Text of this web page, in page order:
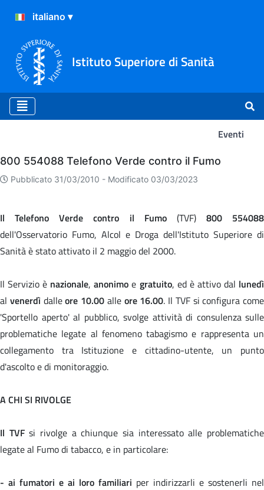
Istituto Superiore di Sanità
Eventi
Eventi
800 554088 Telefono Verde contro il Fumo
Pubblicato 31/03/2010 - Modificato 03/03/2023
Il Telefono Verde contro il Fumo(TVF) 800 554088
dell'Osservatorio Fumo, Alcol e Droga dell'Istituto Superiore di
Sanità è stato attivato il 2 maggio del 2000.
Il Servizio è nazionale,anonimoe gratuito, ed è attivo dal lunedì
al venerdìdalleore 10.00 alle ore 16.00. Il TVF si configura come
'Sportello aperto' al pubblico, svolge attività di consulenza sulle
problematiche legate al fenomeno tabagismo e rappresenta un
collegamento tra Istituzione e cittadino-utente, un punto
d'ascolto e di monitoraggio.
A CHI SI RIVOLGE
Il TVFsi rivolge a chiunque sia interessato alle problematiche
legate al Fumo di tabacco, e in particolare:
- ai fumatori e ai loro familiari per indirizzarli e sostenerli nel